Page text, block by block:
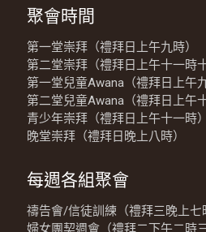
聚會時間
第一堂崇拜（禮拜日上午九時）
第二堂崇拜（禮拜日上午十一時
第一堂兒童Awana（禮拜日上午九
第二堂兒童Awana（禮拜日上午
青少年崇拜（禮拜日上午十一時）
晚堂崇拜（禮拜日晚上八時）
每週各組聚會
禱告會/信徒訓練（禮拜三晚上七
婦女團契週會（禮拜二下午二時